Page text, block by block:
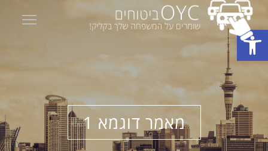
פתח סרגל נגישות
מאמר דוגמא 1